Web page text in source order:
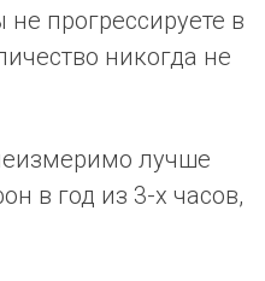
прогрессируете в
никогда не
лучше
в год из 3-х часов,